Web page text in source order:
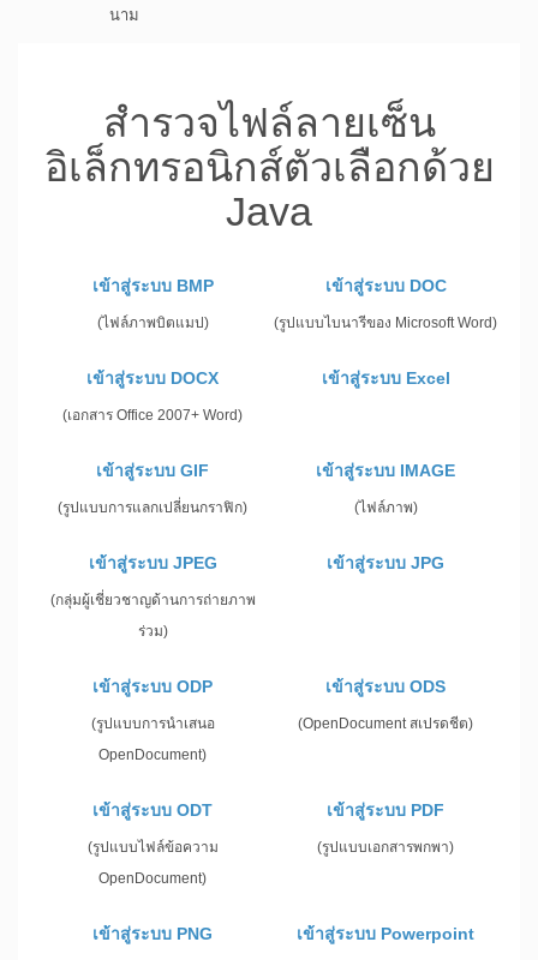
นาม
สำรวจไฟล์ลายเซ็น
อิเล็กทรอนิกส์ตัวเลือกด้วย
Java
เข้าสู่ระบบ BMP
(ไฟล์ภาพบิตแมป)
เข้าสู่ระบบ DOC
(รูปแบบไบนารีของ Microsoft Word)
เข้าสู่ระบบ DOCX
(เอกสาร Office 2007+ Word)
เข้าสู่ระบบ Excel
เข้าสู่ระบบ GIF
(รูปแบบการแลกเปลี่ยนกราฟิก)
เข้าสู่ระบบ IMAGE
(ไฟล์ภาพ)
เข้าสู่ระบบ JPEG
(กลุ่มผู้เชี่ยวชาญด้านการถ่ายภาพ
ร่วม)
เข้าสู่ระบบ JPG
เข้าสู่ระบบ ODP
(รูปแบบการนำเสนอ
OpenDocument)
เข้าสู่ระบบ ODS
(OpenDocument สเปรดชีต)
เข้าสู่ระบบ ODT
(รูปแบบไฟล์ข้อความ
OpenDocument)
เข้าสู่ระบบ PDF
(รูปแบบเอกสารพกพา)
เข้าสู่ระบบ PNG เข้าสู่ระบบ Powerpoint